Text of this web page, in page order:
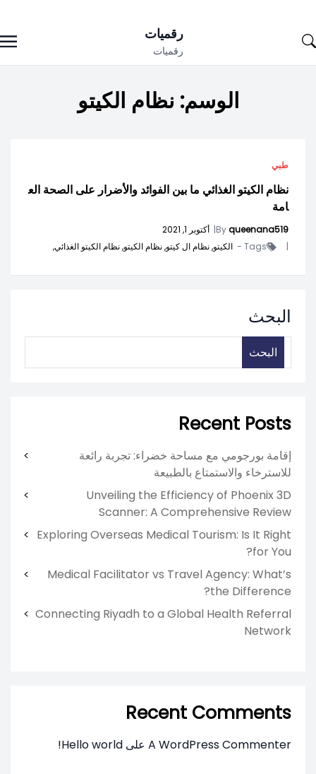
to
رقميات
رقميات
الوسم: نظام الكيتو
طبي
نظام الكيتو الغذائي ما بين الفوائد والأضرار على الصحة الع
امة
Byqueenana519
| أكتوبر 1, 2021
|
Tags - الكيتو,نظام ال كيتو,نظام الكيتو,نظام الكيتو الغذائي,
البحث
البحث
Recent Posts
إقامة بورجومي مع مساحة خضراء: تجربة رائعة
للاسترخاء والاستمتاع بالطبيعة
Unveiling the Efficiency of Phoenix 3D
Scanner: A Comprehensive Review
Exploring Overseas Medical Tourism: Is It Right
for You?
Medical Facilitator vs Travel Agency: What’s
the Difference?
Connecting Riyadh to a Global Health Referral
Network
Recent Comments
A WordPress Commenter على Hello world!